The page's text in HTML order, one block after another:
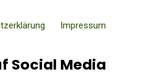
Impressum
Social Media